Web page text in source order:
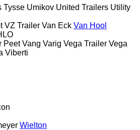
Tysse Umikov United Trailers Utility
VZ Trailer Van Eck Van Hool
Peet Vang Varig Vega Trailer Vega
Viberti
Wielton